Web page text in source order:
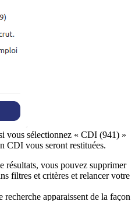
vous sélectionnez « CDI (941) »
CDI vous seront restituées.
résultats, vous pouvez supprimer
filtres et critères et relancer votre
apparaissent de la façon